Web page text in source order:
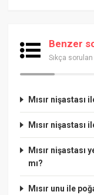
Benzer
Sıkça
Mısır nişastası
Mısır nişastası
Mısır nişastası
mı?
Mısır unu ile